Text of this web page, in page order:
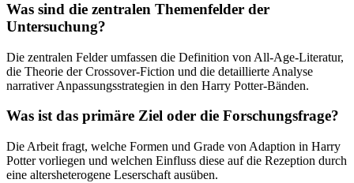
Was sind die zentralen Themenfelder der
Untersuchung?
Die zentralen Felder umfassen die Definition von All-Age-Literatur,
die Theorie der Crossover-Fiction und die detaillierte Analyse
narrativer Anpassungsstrategien in den Harry Potter-Bänden.
Was ist das primäre Ziel oder die Forschungsfrage?
Die Arbeit fragt, welche Formen und Grade von Adaption in Harry
Potter vorliegen und welchen Einfluss diese auf die Rezeption durch
eine altersheterogene Leserschaft ausüben.